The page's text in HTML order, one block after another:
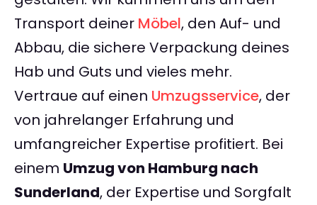
Transport deiner Möbel, den Auf- und
Abbau, die sichere Verpackung deines
Hab und Guts und vieles mehr.
Vertraue auf einen Umzugsservice, der
von jahrelanger Erfahrung und
umfangreicher Expertise profitiert. Bei
einem Umzug von Hamburg nach
Sunderland, der Expertise und Sorgfalt